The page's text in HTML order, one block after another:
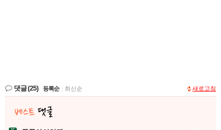
댓글(25) 등록순 최신순 새로고침